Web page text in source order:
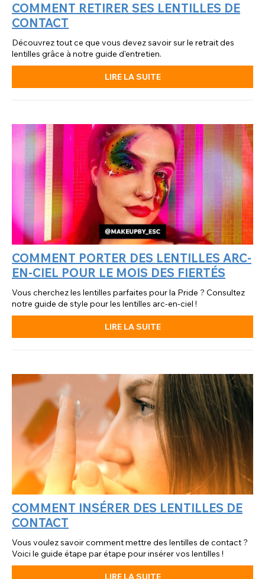
COMMENT RETIRER SES LENTILLES DE
CONTACT
Découvrez tout ce que vous devez savoir sur le retrait des
lentilles grâce à notre guide d'entretien.
LIRE LA SUITE
COMMENT PORTER DES LENTILLES ARC-
EN-CIEL POUR LE MOIS DES FIERTÉS
Vous cherchez les lentilles parfaites pour la Pride ? Consultez
notre guide de style pour les lentilles arc-en-ciel !
LIRE LA SUITE
COMMENT INSÉRER DES LENTILLES DE
CONTACT
Vous voulez savoir comment mettre des lentilles de contact ?
Voici le guide étape par étape pour insérer vos lentilles !
LIRE LA SUITE